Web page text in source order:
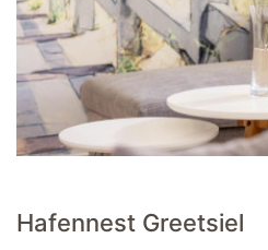
Hafennest Greetsiel